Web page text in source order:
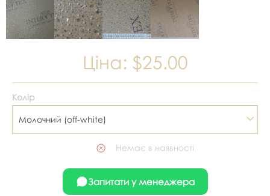
Ціна: $25.00
Колір
Молочний (off-white)
Немає в наявності
Запитати у менеджера